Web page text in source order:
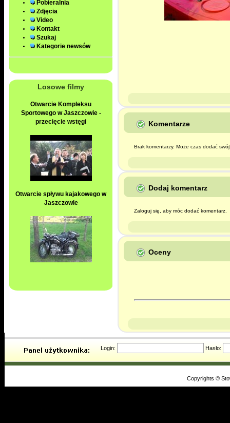
Pobieralnia
Zdjęcia
Video
Kontakt
Szukaj
Kategorie newsów
Losowe filmy
Otwarcie Kompleksu
Sportowego w Jaszczowie -
przecięcie wstęgi
Otwarcie spływu kajakowego w
Jaszczowie
Komentarze
Brak komentarzy. Może czas dodać
Dodaj komentarz
Zaloguj się, aby móc dodać komentarz.
Oceny
Login: Hasło:
Copyrights ©